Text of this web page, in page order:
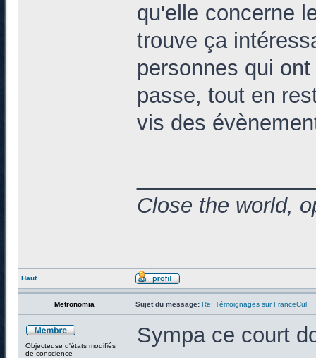
qu'elle concerne
trouve ça
personnes qui
passe, tout en
vis des
Close the world,
Haut
Metronomia Sujet du message: Re: Témoignages sur FranceCul
Objecteuse d'états modifiés
de conscience
Sympa ce court